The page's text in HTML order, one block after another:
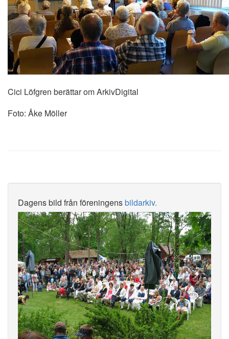
Cici Löfgren berättar om ArkivDigital
Foto: Åke Möller
Dagens bild från föreningensbildarkiv.